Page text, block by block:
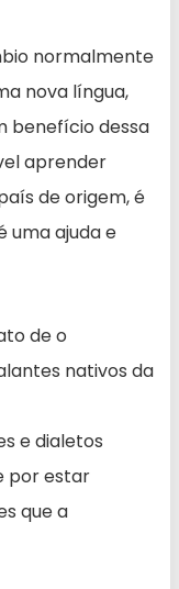
normalmente
nova língua,
benefício dessa
aprender
de origem, é
uma ajuda e
de o
nativos da
e dialetos
por estar
que a